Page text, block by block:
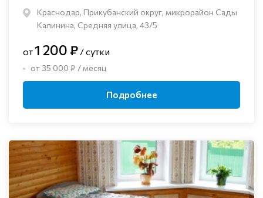
Краснодар, Прикубанский округ, микрорайон Сады
Калинина, Средняя улица, 43/5
от1 200 ₽ / сутки
от 35 000 ₽ / месяц
Подробнее